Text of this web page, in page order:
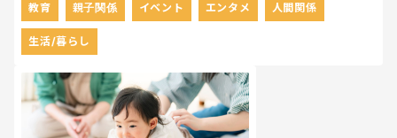
教育 親子関係 イベント エンタメ 人間関係
生活/暮らし